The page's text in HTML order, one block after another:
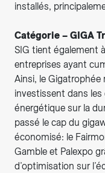
installés,
Catégorie – GIGA
SIG tient également
entreprises ayant
Ainsi, le
investissent dans les
énergétique sur la
passé le cap du
économisé: le
Gamble et Palexpo
d’optimisation sur